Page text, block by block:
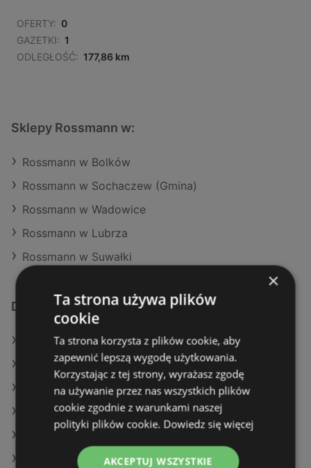
OFERTY: 0
GAZETKI: 1
ODLEGŁOŚĆ: 177,86 km
Sklepy Rossmann w:
Rossmann w Bolków
Rossmann w Sochaczew (Gmina)
Rossmann w Wadowice
Rossmann w Lubrza
Rossmann w Suwałki
Dodatkowe łącza
Oferty Rossmann
Oferty Hebe
Oferty Drogeria Jasmin
Aktualne gazetki Drogeria Jasmin
Aktualne gazetki Hebe
Aktualne gazetki Super-Pharm
×
Ta strona używa plików
cookie
Ta strona korzysta z plików cookie, aby
zapewnić lepszą wygodę użytkowania.
Korzystając z tej strony, wyrażasz zgodę
na używanie przez nas wszystkich plików
cookie zgodnie z warunkami naszej
polityki plików cookie. Dowiedz się więcej
AKCEPTUJ WSZYSTKIE